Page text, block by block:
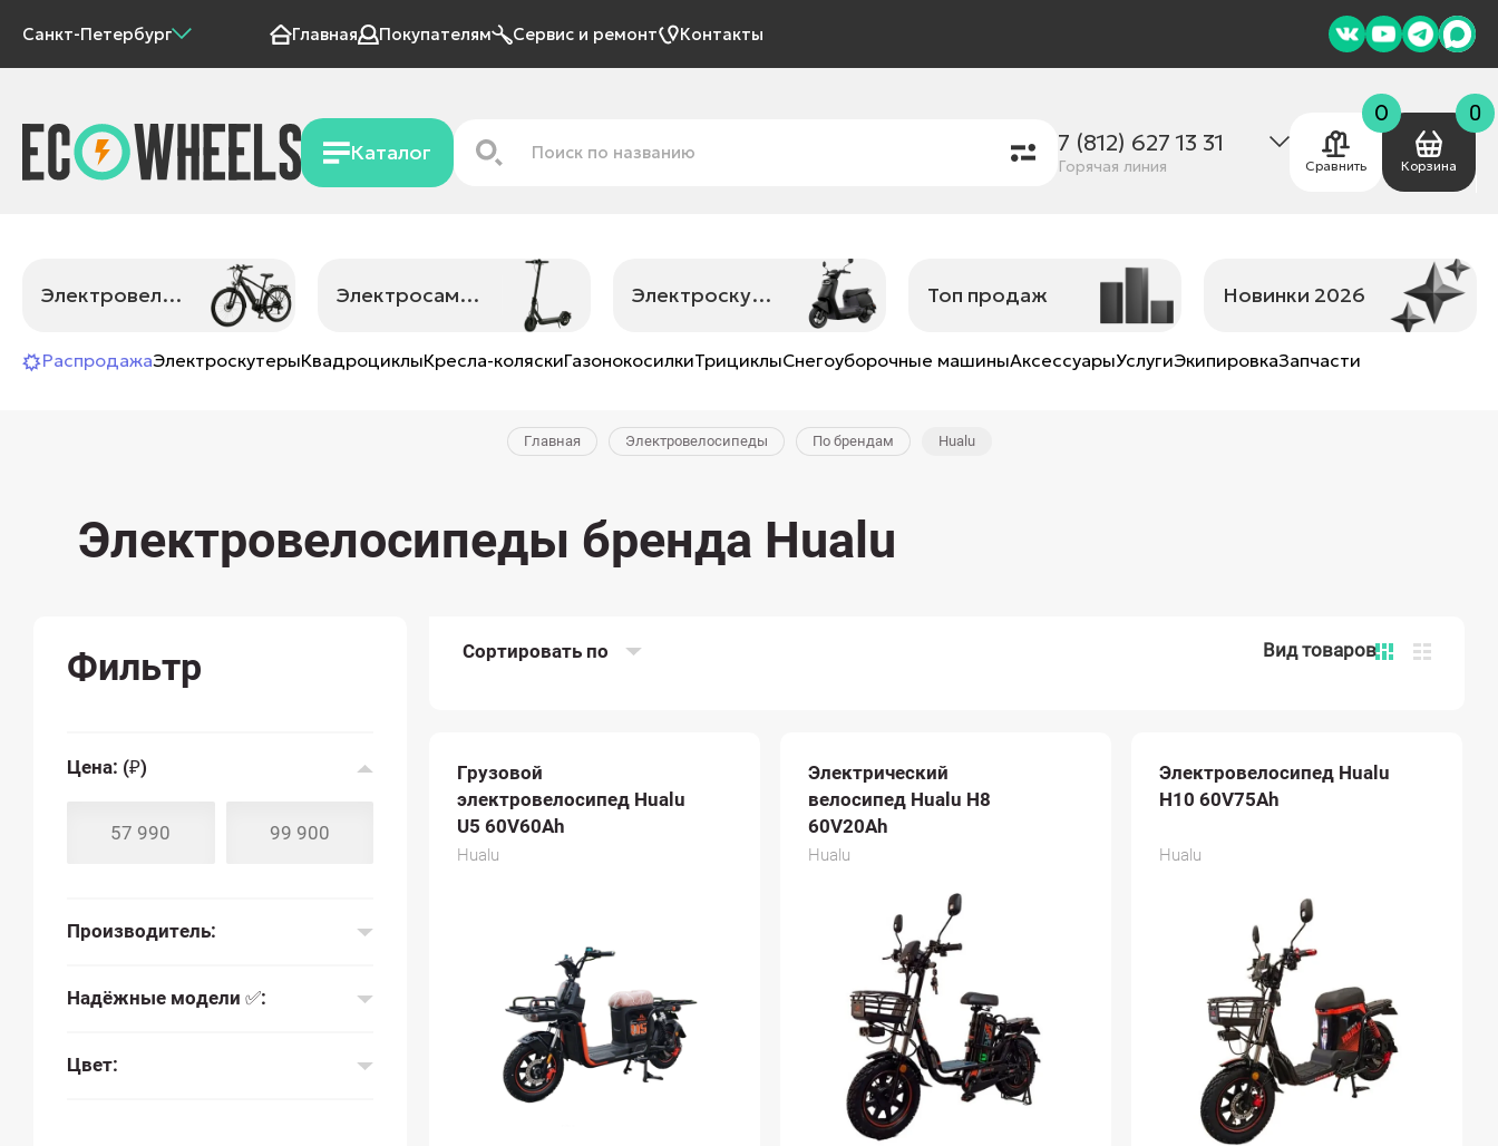
Санкт-Петербург Главная Покупателям Сервис и ремонт Контакты
Каталог 7 (812) 627 13 31
Горячая линия
0
Сравнить Корзина
0
Электровелосипеды Электросамокаты Электроскутеры Топ продаж Новинки 2026
РаспродажаЭлектроскутерыКвадроциклыКресла-коляскиГазонокосилкиТрициклыСнегоуборочные машиныАксессуарыУслугиЭкипировкаЗапчасти
Главная Электровелосипеды По брендам Hualu
Электровелосипеды бренда Hualu
Фильтр
Цена: (₽)
Производитель:
Надёжные модели ✅:
Цвет:
Сортировать по
Грузовой
электровелосипед Hualu
U5 60V60Ah
Hualu
Электрический
велосипед Hualu H8
60V20Ah
Hualu
Электровелосипед Hualu
H10 60V75Ah
Hualu